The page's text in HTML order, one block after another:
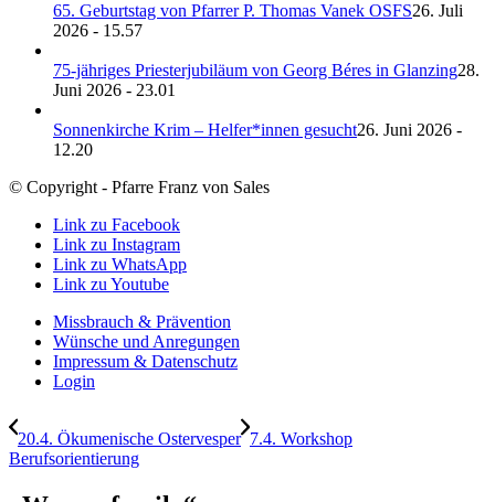
65. Geburtstag von Pfarrer P. Thomas Vanek OSFS26. Juli
2026 - 15.57
75-jähriges Priesterjubiläum von Georg Béres in Glanzing28.
Juni 2026 - 23.01
Sonnenkirche Krim – Helfer*innen gesucht26. Juni 2026 -
12.20
© Copyright - Pfarre Franz von Sales
Link zu Facebook
Link zu Instagram
Link zu WhatsApp
Link zu Youtube
Missbrauch & Prävention
Wünsche und Anregungen
Impressum & Datenschutz
Login
20.4. Ökumenische Ostervesper 7.4. Workshop
Berufsorientierung